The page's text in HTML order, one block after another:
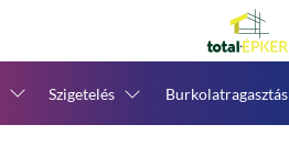
Szigetelés Burkolatragasztás